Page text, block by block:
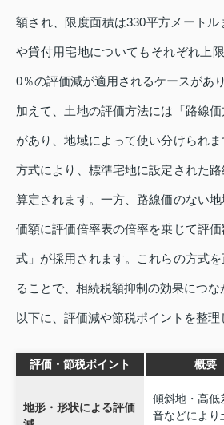
額され、限度面積は330平方メート
や貸付用宅地についてもそれぞれ上
0％の評価減が適用されるケースがあり
加えて、土地の評価方法には「路線価
があり、地域によって使い分けられ
方式により、標準宅地に設定された
算定されます。一方、路線価のない
価額に評価倍率表の倍率を乗じて評
式」が採用されます。これらの方式
ることで、相続税額抑制の効果につな
以下に、評価減や節税ポイントを整理
評価・節税ポイント 概要
地形・形状による評価
傾斜地・高低
音などにより